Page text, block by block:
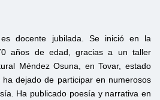
es docente jubilada. Se inició en la
años de edad, gracias a un taller
Méndez Osuna, en Tovar, estado
dejado de participar en numerosos
Ha publicado poesía y narrativa en